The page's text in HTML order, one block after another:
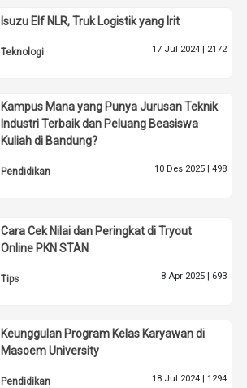
Isuzu Elf NLR, Truk Logistik yang Irit
Teknologi 17 Jul 2024 | 2172
Kampus Mana yang Punya Jurusan Teknik
Industri Terbaik dan Peluang Beasiswa
Kuliah di Bandung?
Pendidikan 10 Des 2025 | 498
Cara Cek Nilai dan Peringkat di Tryout
Online PKN STAN
Tips 8 Apr 2025 | 693
Keunggulan Program Kelas Karyawan di
Masoem University
Pendidikan 18 Jul 2024 | 1294